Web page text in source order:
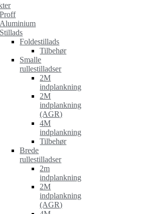
Proff
Aluminium
Stillads
Foldestillads
Tilbehør
Smalle
rullestilladser
2M
indplankning
2M
indplankning
(AGR)
4M
indplankning
Tilbehør
Brede
rullestilladser
2m
indplankning
2M
indplankning
(AGR)